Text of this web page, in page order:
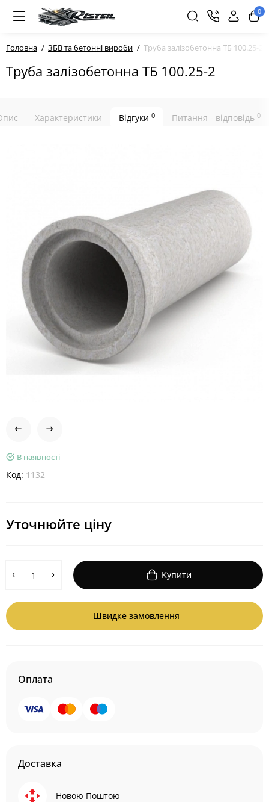
0
Головна ЗБВ та бетонні вироби Труба залізобетонна ТБ 100.25-2
Труба залізобетонна ТБ 100.25-2
Характеристики Відгуки 0 Питання - відповідь 0
В наявності
Код: 1132
Уточнюйте ціну
Купити
Швидке замовлення
Оплата
Доставка
Новою Поштою